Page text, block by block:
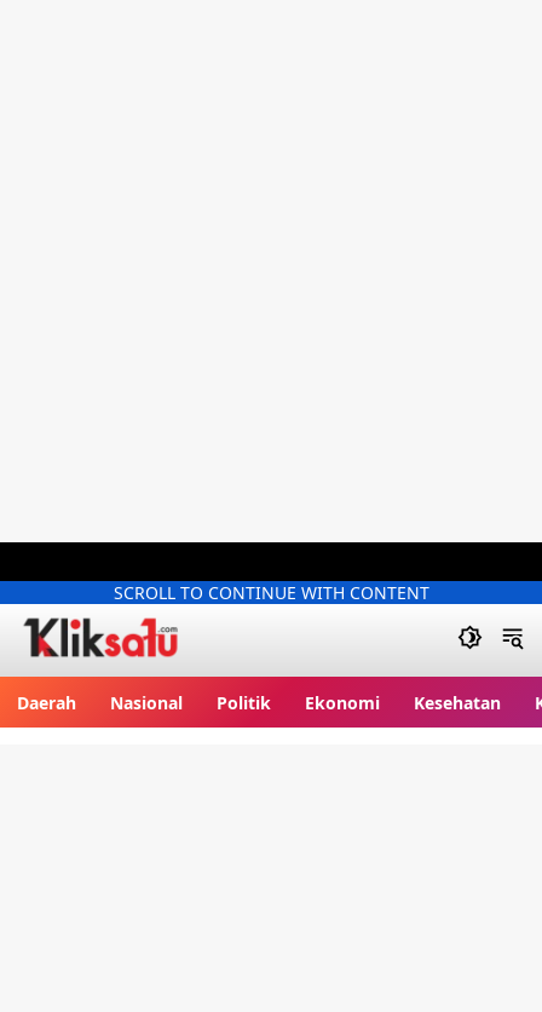
SCROLL TO CONTINUE WITH CONTENT
Daerah Nasional Politik Ekonomi Kesehatan